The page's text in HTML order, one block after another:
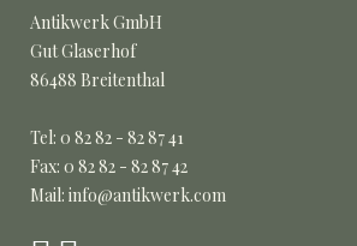
Antikwerk GmbH
Gut Glaserhof
86488 Breitenthal
Tel: 0 82 82 - 82 87 41
Fax: 0 82 82 - 82 87 42
Mail: info@antikwerk.com